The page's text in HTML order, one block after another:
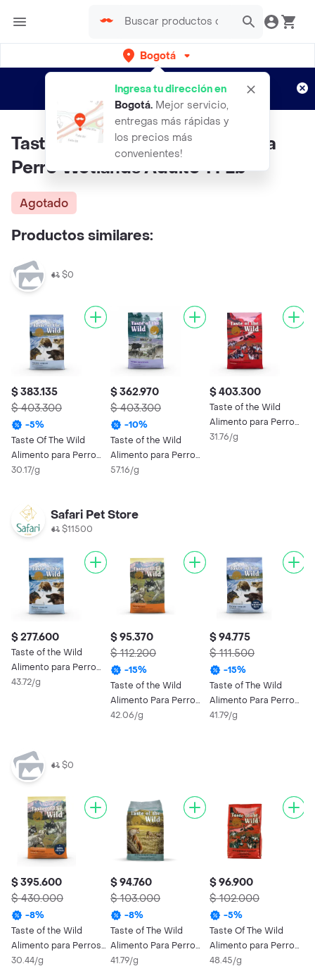
Bogotá
Ingresa tu dirección en
Bogotá. Mejor servicio,
entregas más rápidas y
los precios más
convenientes!
envíos gratis por semanas
Aplican TyC
Taste of The Wild Alimento Para
Perro Wetlands Adulto 14 Lb
Agotado
Productos similares:
$0
$ 383.135
$ 403.300
-5%
Taste Of The Wild
Alimento para Perro
Pacific Adulto
30.17/g
$ 362.970
$ 403.300
-10%
Taste of the Wild
Alimento para Perro
Sierra Mountain
57.16/g
$ 403.300
Taste of the Wild
Alimento para Perro
con Jabalí
31.76/g
Safari Pet Store
$11500
$ 277.600
Taste of the Wild
Alimento para Perro
Adulto Pacific Stream
43.72/g
$ 95.370
$ 112.200
-15%
Taste of the Wild
Alimento Para Perro
High Prairie Puppy
42.06/g
$ 94.775
$ 111.500
-15%
Taste of The Wild
Alimento Para Perro
Con Salmón ah umado
41.79/g
$0
$ 395.600
$ 430.000
-8%
Taste of the Wild
Alimento para Perros
Cachorros High Prairie
30.44/g
$ 94.760
$ 103.000
-8%
Taste of The Wild
Alimento Para Perro
Appalachian Small 5
41.79/g
$ 96.900
$ 102.000
-5%
Taste Of The Wild
Alimento para Perro
Southwest Canyon
48.45/g